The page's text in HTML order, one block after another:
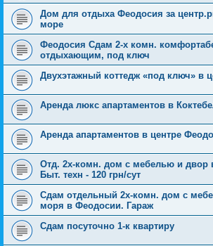
Дом для отдыха Феодосия за
море
Феодосия Сдам 2-х комн.
отдыхающим, под ключ
Двухэтажный коттедж «под ключ» в
Аренда люкс апартаментов в
Аренда апартаментов в центре
Отд. 2х-комн. дом с мебелью и двор
Быт. техн - 120 грн/сут
Сдам отдельный 2х-комн. дом с
моря в Феодосии. Гараж
Сдам посуточно 1-к квартиру